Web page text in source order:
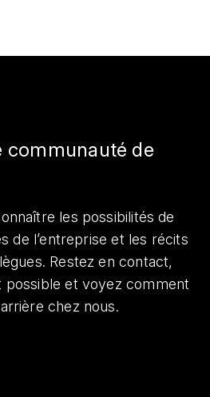
communauté de
les possibilités de
de l’entreprise et les récits
Restez en contact,
possible et voyez comment
chez nous.